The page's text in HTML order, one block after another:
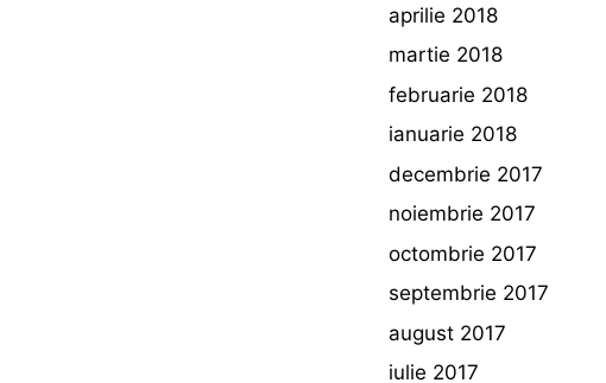
aprilie 2018
martie 2018
februarie 2018
ianuarie 2018
decembrie 2017
noiembrie 2017
octombrie 2017
septembrie 2017
august 2017
iulie 2017